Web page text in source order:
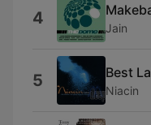
4 Jain
5 Best
Niacin